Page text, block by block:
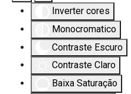
Inverter cores
Monocromatico
Contraste Escuro
Contraste Claro
Baixa Saturação